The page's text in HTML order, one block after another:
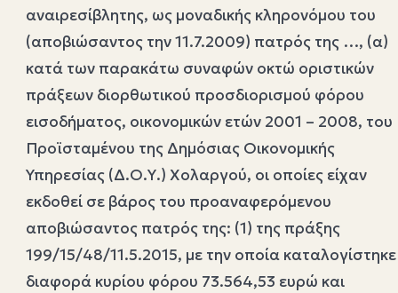
αναιρεσίβλητης, ως μοναδικής κληρονόμου του
(αποβιώσαντος την 11.7.2009) πατρός της …, (α)
κατά των παρακάτω συναφών οκτώ οριστικών
πράξεων διορθωτικού προσδιορισμού φόρου
εισοδήματος, οικονομικών ετών 2001 – 2008, του
Προϊσταμένου της Δημόσιας Οικονομικής
Υπηρεσίας (Δ.Ο.Υ.) Χολαργού, οι οποίες είχαν
εκδοθεί σε βάρος του προαναφερόμενου
αποβιώσαντος πατρός της: (1) της πράξης
199/15/48/11.5.2015, με την οποία καταλογίστηκε
διαφορά κυρίου φόρου 73.564,53 ευρώ και